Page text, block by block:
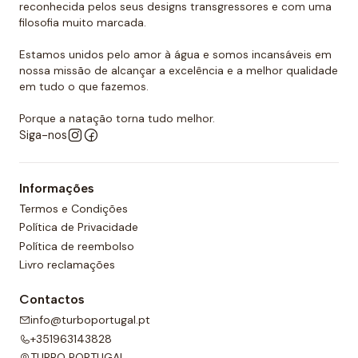
que podemos dizer que as toucas de polo aquático
Turbo são as mais resistentes do mercado.
Quer comprar um touca de polo
aquático?
Você já encontrou a loja onde pode comprar todos
os equipamentos necessários para o polo aquático,
todo de alta qualidade e garante as melhores
condições para a prática de qualquer desporto
aquático. Temos também uma grande variedade de
designs, cores e, claro, tamanhos. Confira nossa ampla
encontrará o que precisa entre a nossa gama de
produtos.
reconhecida pelos seus designs transgressores e com uma
filosofia muito marcada.
Estamos unidos pelo amor à água e somos incansáveis em
nossa missão de alcançar a excelência e a melhor qualidade
em tudo o que fazemos.
Porque a natação torna tudo melhor.
Siga-nos
Informações
Termos e Condições
Política de Privacidade
Política de reembolso
Livro reclamações
Contactos
info@turboportugal.pt
+351963143828